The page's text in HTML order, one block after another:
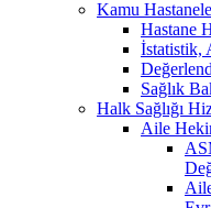
Kamu
Hastane
İstatistik,
Sağlık
Halk Sağlığı
Aile